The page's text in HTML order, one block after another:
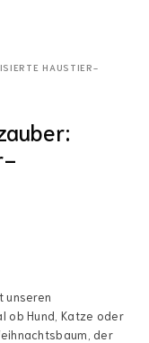
HAUSTIER-
unseren
ob Hund, Katze oder
der